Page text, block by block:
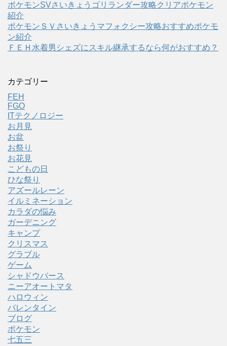
ポケモンSVさいきょうゴリランダー攻略クリアポケモン
紹介
ポケモンＳＶさいきょうマフォクシー攻略おすすめポケモ
ン紹介
ＦＥＨ水着男シェズにスキル継承するなら何がおすすめ？
カテゴリー
FEH
FGO
ITテクノロジー
お月見
お盆
お祭り
お花見
こどもの日
ひな祭り
アズールレーン
イルミネーション
カラダの悩み
ガーデニング
キャンプ
クリスマス
グラブル
ゲーム
シャドウバース
ニーアオートマタ
ハロウィン
バレンタイン
ブログ
ポケモン
七五三